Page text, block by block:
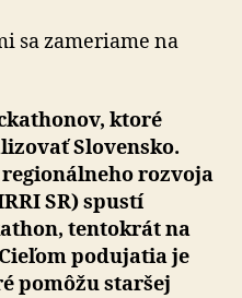
sa zameriame na
ktoré
Slovensko.
rozvoja
SR) spustí
tentokrát na
podujatia je
pomôžu staršej